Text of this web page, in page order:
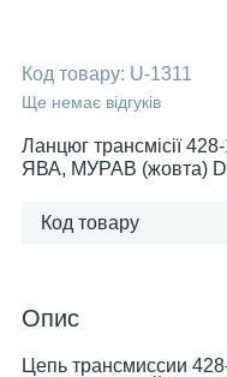
Код товару: U-1311
Ще немає відгуків
Ланцюг трансмісії
ЯВА, МУРАВ (жовта)
Код товару
Опис
Цепь трансмиссии